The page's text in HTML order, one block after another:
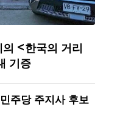
<한국의 거리
기증
주당 주지사 후보